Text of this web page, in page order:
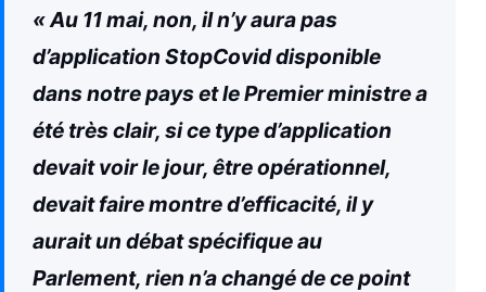
« Au 11 mai, non, il n’y aura pas
d’application StopCovid disponible
dans notre pays et le Premier ministre a
été très clair, si ce type d’application
devait voir le jour, être opérationnel,
devait faire montre d’efficacité, il y
aurait un débat spécifique au
Parlement, rien n’a changé de ce point